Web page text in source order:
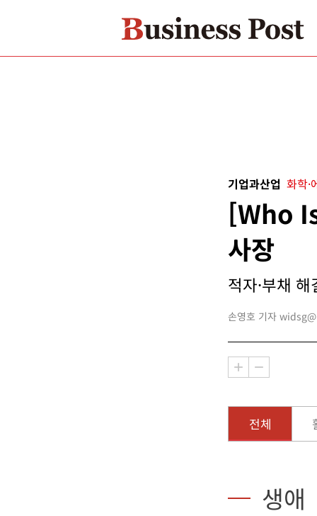
기업과산업 화학·
[Who
사장
적자·부채
손영호 기자
전체
생애